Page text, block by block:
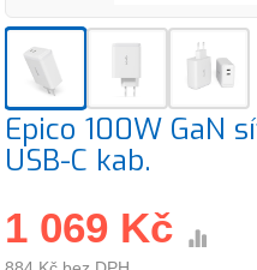
Epico 100W GaN
USB-C kab.
1 069 Kč